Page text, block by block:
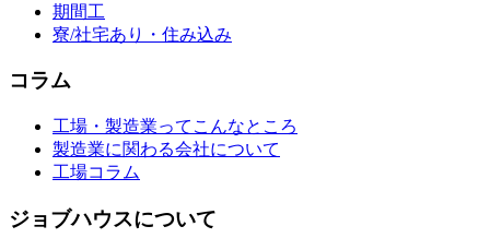
期間工
寮/社宅あり・住み込み
コラム
工場・製造業ってこんなところ
製造業に関わる会社について
工場コラム
ジョブハウスについて